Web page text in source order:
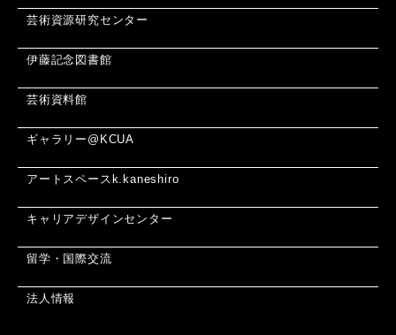
芸術資源研究センター
伊藤記念図書館
芸術資料館
ギャラリー@KCUA
アートスペースk.kaneshiro
キャリアデザインセンター
留学・国際交流
法人情報